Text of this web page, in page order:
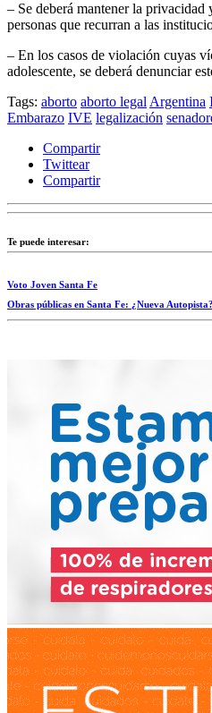
– Se deberá mantener la
personas que recurran a las
– En los casos de violación cuyas
adolescente, se deberá denunciar
Tags: aborto aborto legal Argentina
Embarazo IVE legalización
Compartir
Twittear
Compartir
Te puede interesar:
Voto Joven Santa Fe
Obras públicas en Santa Fe: ¿Nueva Autopista?